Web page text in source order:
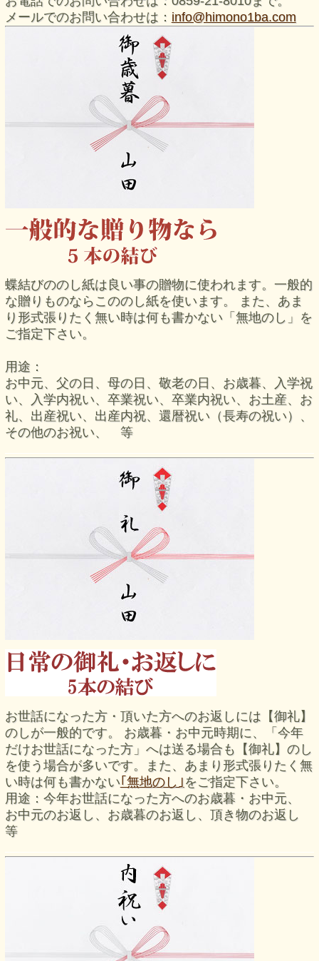
メールでのお問い合わせは： info@himono1ba.com
蝶結びののし紙は良い事の贈物に使われます。一般的
な贈りものならこののし紙を使います。 また、あま
り形式張りたく無い時は何も書かない「無地のし」を
ご指定下さい。
用途：
お中元、父の日、母の日、敬老の日、お歳暮、入学祝
い、入学内祝い、卒業祝い、卒業内祝い、お土産、お
礼、出産祝い、出産内祝、還暦祝い（長寿の祝い）、
その他のお祝い、 等
お世話になった方・頂いた方へのお返しには【御礼】
のしが一般的です。 お歳暮・お中元時期に、「今年
だけお世話になった方」へは送る場合も【御礼】のし
を使う場合が多いです。また、あまり形式張りたく無
い時は何も書かない｢無地のし｣ をご指定下さい。
用途：今年お世話になった方へのお歳暮・お中元、
お中元のお返し、お歳暮のお返し、頂き物のお返し
等